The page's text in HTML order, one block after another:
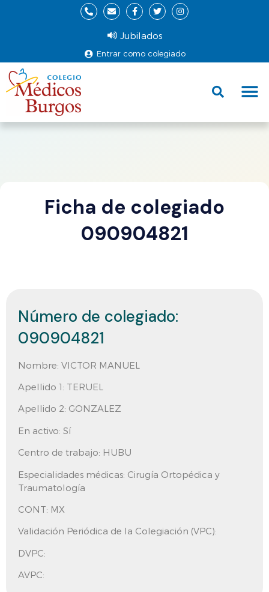
Entrar como colegiado
Jubilados
Ficha de colegiado
090904821
Número de colegiado:
090904821
Nombre: VICTOR MANUEL
Apellido 1: TERUEL
Apellido 2: GONZALEZ
En activo: Sí
Centro de trabajo: HUBU
Especialidades médicas: Cirugía Ortopédica y
Traumatología
CONT: MX
Validación Periódica de la Colegiación (VPC):
DVPC:
AVPC: